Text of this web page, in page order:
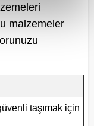
malzemeler
taşımak için